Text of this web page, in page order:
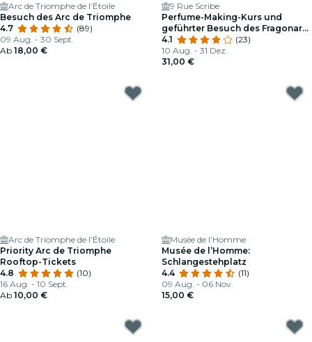
Arc de Triomphe de l’Étoile
Besuch des Arc de Triomphe
4.7
(89)
09 Aug. - 30 Sept.
Ab 18,00 €
9 Rue Scribe
Perfume-Making-Kurs und
geführter Besuch des Fragonard
Parfümmuseums
4.1
(23)
10 Aug. - 31 Dez.
31,00 €
Arc de Triomphe de l’Étoile
Priority Arc de Triomphe
Rooftop-Tickets
4.8
(10)
16 Aug. - 10 Sept.
Ab 10,00 €
Musée de l’Homme
Musée de l’Homme:
Schlangestehplatz
4.4
(11)
09 Aug. - 06 Nov.
15,00 €